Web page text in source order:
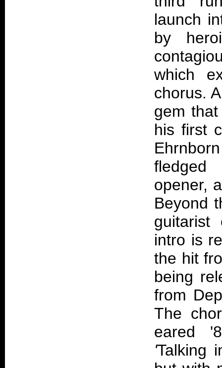
launch
by
which
chorus.
gem
his first
fledged
opener,
Beyond
guitarist
intro is
the hit
being
from
The
eared
'Talking